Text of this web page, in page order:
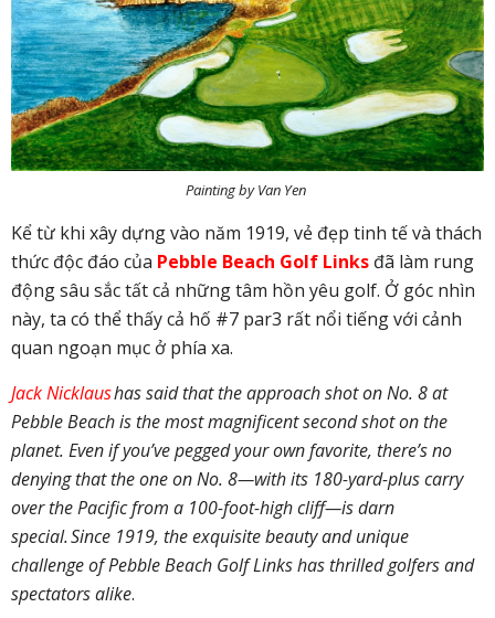
Painting by Van Yen
Kể từ khi xây dựng vào năm 1919, vẻ đẹp tinh tế và thách
thức độc đáo của Pebble Beach Golf Links đã làm rung
động sâu sắc tất cả những tâm hồn yêu golf. Ở góc nhìn
này, ta có thể thấy cả hố #7 par3 rất nổi tiếng với cảnh
quan ngoạn mục ở phía xa.
Jack Nicklaushas said that the approach shot on No. 8 at
Pebble Beach is the most magnificent second shot on the
planet. Even if you’ve pegged your own favorite, there’s no
denying that the one on No. 8—with its 180-yard-plus carry
over the Pacific from a 100-foot-high cliff—is darn
special. Since 1919, the exquisite beauty and unique
challenge of Pebble Beach Golf Links has thrilled golfers and
spectators alike.